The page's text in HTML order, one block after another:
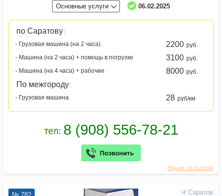
Поднят 03.03.2026
Основные услуги 06.02.2025
по Саратову :
- Грузовая машина (на 2 часа)
2200 руб.
- Машина (на 2 часа) + помощь в погрузке
3100 руб.
- Машина (на 4 часа) + рабочие
8000 руб.
По межгороду :
- Грузовая машина
28 руб/км
Саратов